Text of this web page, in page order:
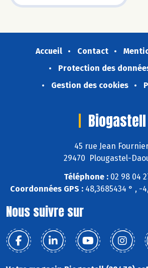
Accueil Contact
Protection des
Gestion des cookies
Biogastell
45 rue Jean
29470 Plougastel-
Téléphone :02 98 04
Coordonnées GPS : 48,3685434 ° , -
Nous suivre sur